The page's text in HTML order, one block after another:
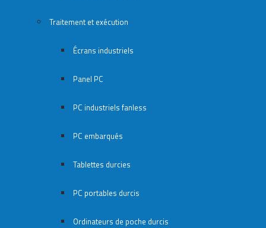
Traitement et exécution
Écrans industriels
Panel PC
PC industriels fanless
PC embarqués
Tablettes durcies
PC portables durcis
Ordinateurs de poche durcis